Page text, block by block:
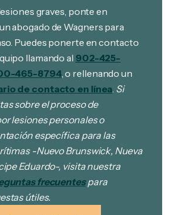
graves, ponte en
abogado de Wagners para
Puedes ponerte en contacto
llamando al 902-425-
465-8794, o rellenando un
de contacto en línea Si
sobre el proceso de
lesiones personales o
específica para las
-Nuevo Brunswick, Nueva
Eduardo-, visita nuestra
frecuentespara
útiles.